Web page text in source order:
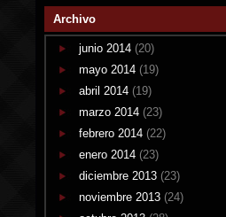
Archivo
junio 2014 (20)
mayo 2014 (19)
abril 2014 (19)
marzo 2014 (23)
febrero 2014 (22)
enero 2014 (23)
diciembre 2013 (23)
noviembre 2013 (24)